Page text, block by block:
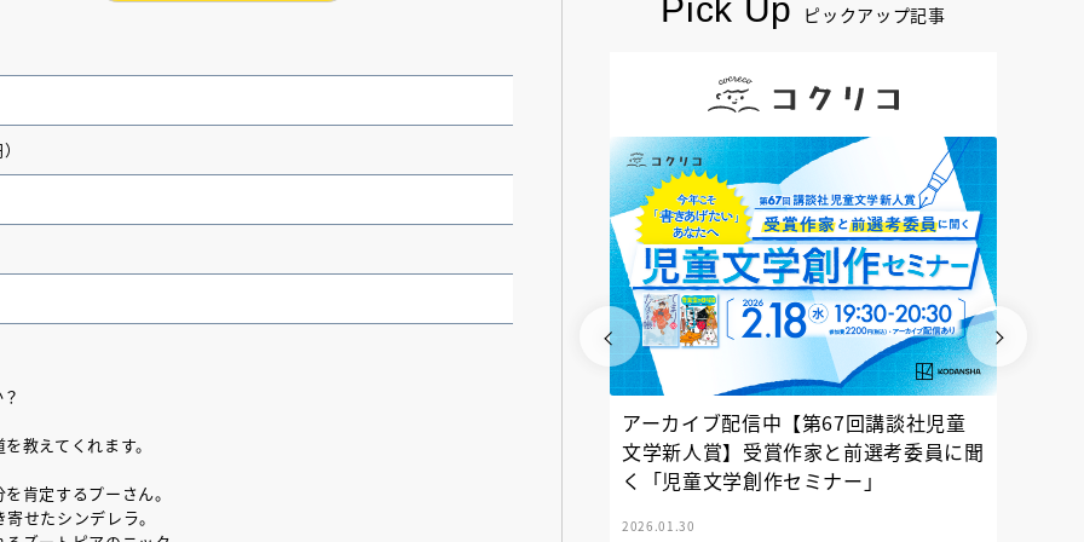
教えてくれます。
肯定するプーさん。
せたシンデレラ。
Pick Up ピックアップ記事
月30日発売決定！
アーカイブ配信中【第67回講談社児童
文学新人賞】受賞作家と前選考委員に聞
く「児童文学創作セミナー」
2026.01.30